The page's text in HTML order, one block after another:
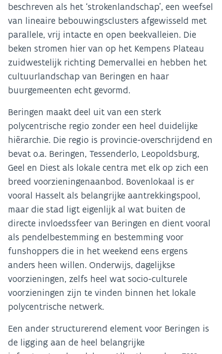
beschreven als het ‘strokenlandschap’, een weefsel
van lineaire bebouwingsclusters afgewisseld met
parallele, vrij intacte en open beekvalleien. Die
beken stromen hier van op het Kempens Plateau
zuidwestelijk richting Demervallei en hebben het
cultuurlandschap van Beringen en haar
buurgemeenten echt gevormd.
Beringen maakt deel uit van een sterk
polycentrische regio zonder een heel duidelijke
hiërarchie. Die regio is provincie-overschrijdend en
bevat o.a. Beringen, Tessenderlo, Leopoldsburg,
Geel en Diest als lokale centra met elk op zich een
breed voorzieningenaanbod. Bovenlokaal is er
vooral Hasselt als belangrijke aantrekkingspool,
maar die stad ligt eigenlijk al wat buiten de
directe invloedssfeer van Beringen en dient vooral
als pendelbestemming en bestemming voor
funshoppers die in het weekend eens ergens
anders heen willen. Onderwijs, dagelijkse
voorzieningen, zelfs heel wat socio-culturele
voorzieningen zijn te vinden binnen het lokale
polycentrische netwerk.
Een ander structurerend element voor Beringen is
de ligging aan de heel belangrijke